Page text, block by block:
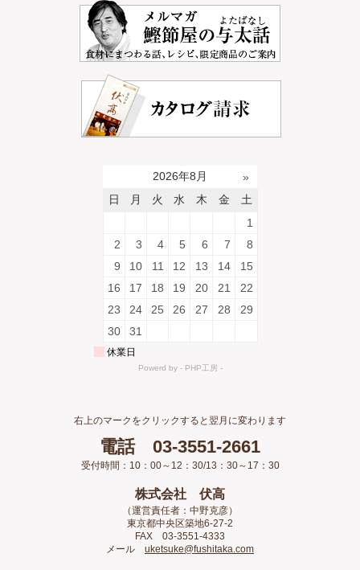
右上のマークをクリックすると翌月に変わります
電話 03-3551-2661
受付時間：10：00～12：30/13：30～17：30
株式会社 伏高
（運営責任者：中野克彦）
東京都中央区築地6-27-2
FAX 03-3551-4333
メール uketsuke@fushitaka.com